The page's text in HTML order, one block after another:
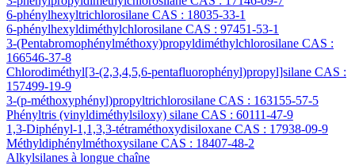
6-phénylhexyltrichlorosilane CAS : 18035-33-1
6-phénylhexyldiméthylchlorosilane CAS : 97451-53-1
3-(Pentabromophénylméthoxy)propyldiméthylchlorosilane CAS :
166546-37-8
Chlorodiméthyl[3-(2,3,4,5,6-pentafluorophényl)propyl]silane CAS :
157499-19-9
3-(p-méthoxyphényl)propyltrichlorosilane CAS : 163155-57-5
Phényltris (vinyldiméthylsiloxy) silane CAS : 60111-47-9
1,3-Diphényl-1,1,3,3-tétraméthoxydisiloxane CAS : 17938-09-9
Méthyldiphénylméthoxysilane CAS : 18407-48-2
Alkylsilanes à longue chaîne